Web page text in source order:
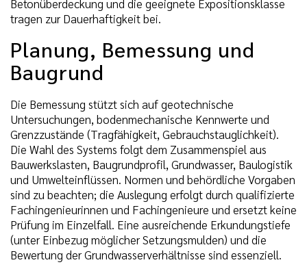
Betonüberdeckung und die geeignete Expositionsklasse
tragen zur Dauerhaftigkeit bei.
Planung, Bemessung und
Baugrund
Die Bemessung stützt sich auf geotechnische
Untersuchungen, bodenmechanische Kennwerte und
Grenzzustände (Tragfähigkeit, Gebrauchstauglichkeit).
Die Wahl des Systems folgt dem Zusammenspiel aus
Bauwerkslasten, Baugrundprofil, Grundwasser, Baulogistik
und Umwelteinflüssen. Normen und behördliche Vorgaben
sind zu beachten; die Auslegung erfolgt durch qualifizierte
Fachingenieurinnen und Fachingenieure und ersetzt keine
Prüfung im Einzelfall. Eine ausreichende Erkundungstiefe
(unter Einbezug möglicher Setzungsmulden) und die
Bewertung der Grundwasserverhältnisse sind essenziell.